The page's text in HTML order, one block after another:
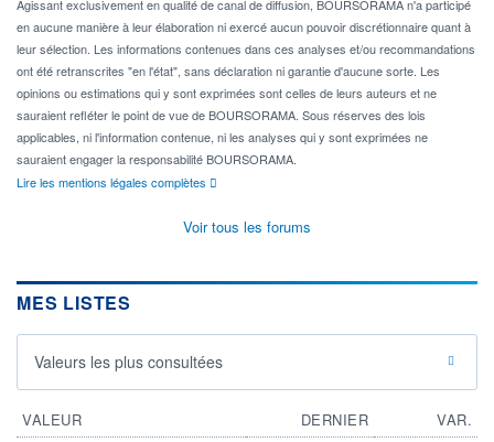
Agissant exclusivement en qualité de canal de diffusion, BOURSORAMA n'a participé
en aucune manière à leur élaboration ni exercé aucun pouvoir discrétionnaire quant à
leur sélection. Les informations contenues dans ces analyses et/ou recommandations
ont été retranscrites "en l'état", sans déclaration ni garantie d'aucune sorte. Les
opinions ou estimations qui y sont exprimées sont celles de leurs auteurs et ne
sauraient refléter le point de vue de BOURSORAMA. Sous réserves des lois
applicables, ni l'information contenue, ni les analyses qui y sont exprimées ne
sauraient engager la responsabilité BOURSORAMA.
Lire les mentions légales complètes
Voir tous les forums
MES LISTES
Valeurs les plus consultées
VALEUR DERNIER
VAR.